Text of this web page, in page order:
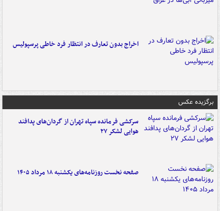
اخراج بدون تعارف در انتظار فرد خاطی پرسپولیس
برگزیده عکس
سرکشی فرمانده سپاه تهران از گردان‌های پدافند
هوایی لشکر ۲۷
صفحه نخست روزنامه‌های یکشنبه ۱۸ مرداد ۱۴۰۵